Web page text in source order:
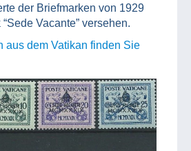
der Briefmarken von 1929
Vacante” versehen.
aus dem Vatikan finden Sie